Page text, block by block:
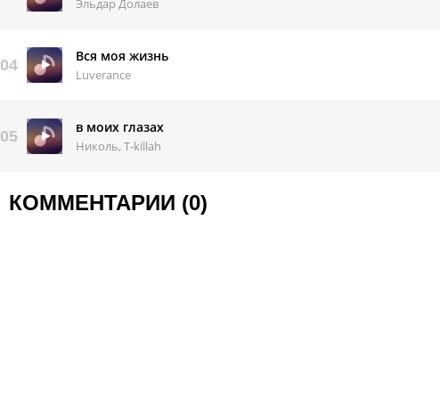
04
Вся моя жизнь
Luverance
05
в моих глазах
Николь, T-killah
КОММЕНТАРИИ (0)